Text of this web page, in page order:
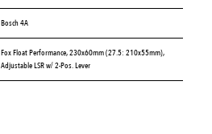
Bosch 4A
Fox Float Performance, 230x60mm (27.5: 210x55mm),
Adjustable LSR w/ 2-Pos. Lever